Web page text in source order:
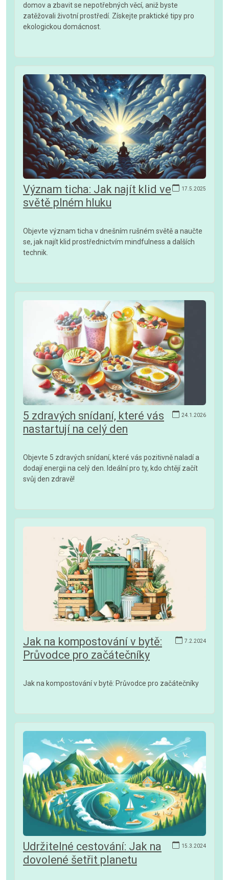
domov a zbavit se nepotřebných věcí, aniž byste
zatěžovali životní prostředí. Získejte praktické tipy pro
ekologickou domácnost.
17.5.2025
Význam ticha: Jak najít klid ve
světě plném hluku
Objevte význam ticha v dnešním rušném světě a naučte
se, jak najít klid prostřednictvím mindfulness a dalších
technik.
24.1.2026
5 zdravých snídaní, které vás
nastartují na celý den
Objevte 5 zdravých snídaní, které vás pozitivně naladí a
dodají energii na celý den. Ideální pro ty, kdo chtějí začít
svůj den zdravě!
7.2.2024
Jak na kompostování v bytě:
Průvodce pro začátečníky
Jak na kompostování v bytě: Průvodce pro začátečníky
15.3.2024
Udržitelné cestování: Jak na
dovolené šetřit planetu